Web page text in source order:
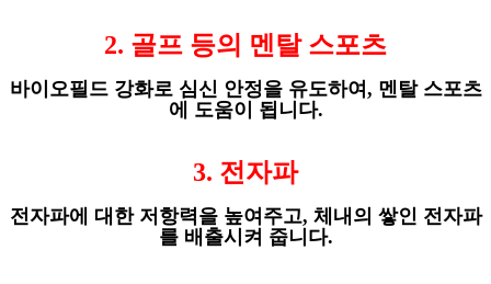
2. 골프 등의 멘탈 스포츠
바이오필드 강화로 심신 안정을 유도하여 , 멘탈 스포츠
에 도움이 됩니다.
3. 전자파
전자파에 대한 저항력을 높여주고, 체내의 쌓인 전자파
를 배출시켜 줍니다.